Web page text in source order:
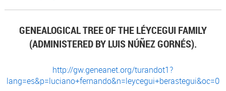
GENEALOGICAL TREE OF THE LÉYCEGUI FAMILY
(ADMINISTERED BY LUIS NÚÑEZ GORNÉS).
http://gw.geneanet.org/turandot1?
lang=es&p=luciano+fernando&n=leycegui+berastegui&oc=0